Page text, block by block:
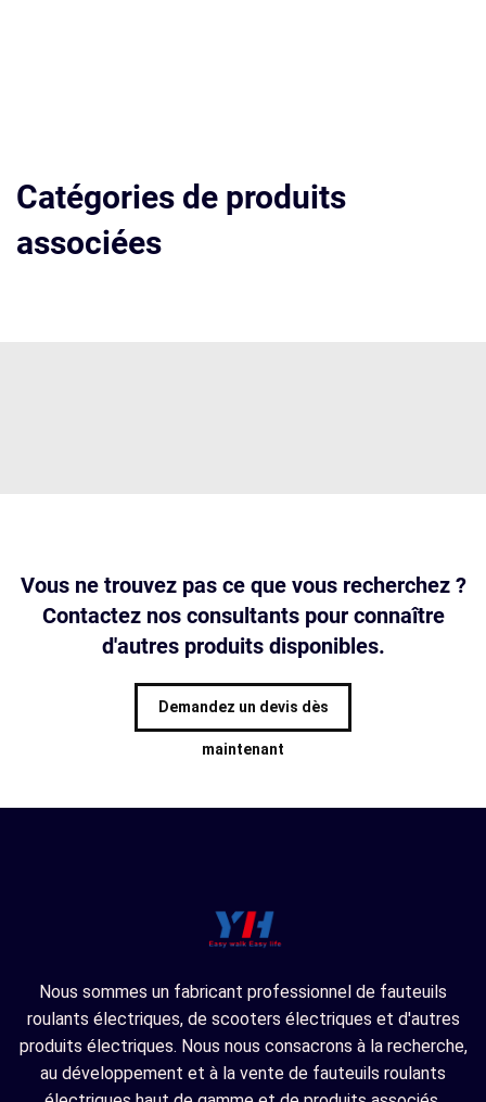
Catégories de produits
associées
Vous ne trouvez pas ce que vous recherchez ?
Contactez nos consultants pour connaître
d'autres produits disponibles.
Demandez un devis dès
maintenant
Nous sommes un fabricant professionnel de fauteuils
roulants électriques, de scooters électriques et d'autres
produits électriques. Nous nous consacrons à la recherche,
au développement et à la vente de fauteuils roulants